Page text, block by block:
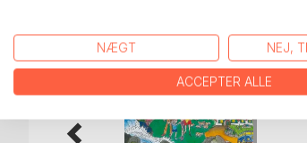
NÆGT NEJ,
ACCEPTER ALLE